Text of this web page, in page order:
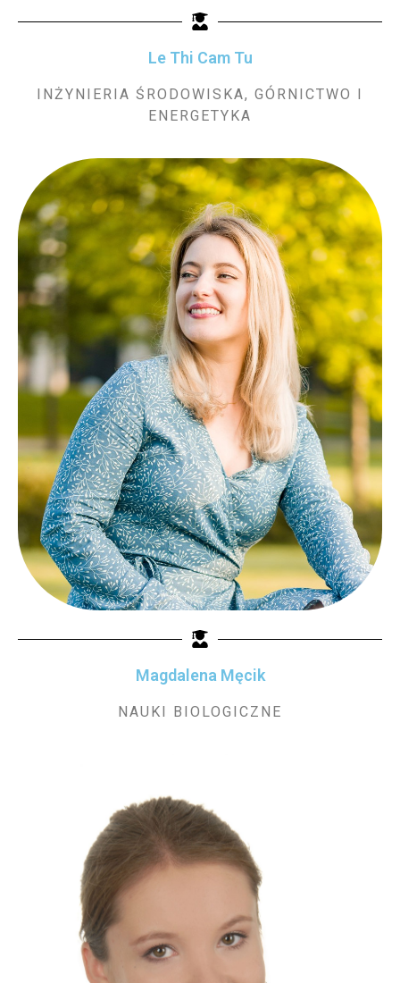
Le Thi Cam Tu
INŻYNIERIA ŚRODOWISKA, GÓRNICTWO I
ENERGETYKA
Magdalena Męcik
NAUKI BIOLOGICZNE